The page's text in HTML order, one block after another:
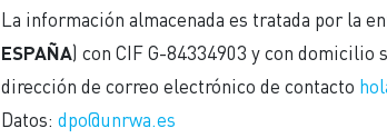
La información almacenada es tratada por la
ESPAÑA) con CIF G-84334903 y con
dirección de correo electrónico de contacto
Datos: dpo@unrwa.es